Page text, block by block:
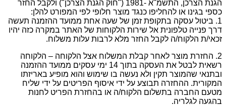
הגנת הצרכן, התשמ"א -1981 ("חוק הגנת הצרכן") ולקבל החזר
כספי בגינו או להחליפו כנגד מוצר חלופי לפי המפורט להלן:
1. ביטול עסקה בתקופת זמן של שעה אחת ממועד ההזמנה תעשה
דרך פנייה טלפונית אל שירות הלקוחות של האתר במקרה כזה יהיו
זכאי/ת הלקוח/ה לקבל החזר מלא לרבות עלות משלוח.
2. החזרת מוצר לאחר קבלת המשלוח אצל הלקוחה – הלקוחה
רשאית לבטל את העסקה בתוך 14 ימי עסקים ממועד ההזמנה
ובתנאי שהמוצר תקין ולא נעשה בו שימוש והוא מופיע באריזתו
המקורית. ההחזרה תבוצע על ידי איסוף הפריטים על ידי שליח
מטעם החברה בתשלום הלקוח/ה או בהחזרת הפריט לחנות
בהגעה לגלריה.